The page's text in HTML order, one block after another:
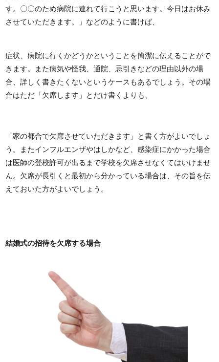
す。〇〇のため病院に連れて行こうと思います。今日はお休み
させていただきます。」などのように書けば、
症状、病院に行くかどうかということを簡潔に伝えることがで
きます。また病気や怪我、通院、忌引きなどの理由以外の場
合、詳しく書きたくないというケースもあるでしょう。その場
合はただ「欠席します」とだけ書くよりも、
「家の都合で欠席させていただきます」と書く方がよいでしょ
う。またインフルエンザやはしかなど、感染症にかかった場合
は医師の登校許可が出るまで学校を欠席させなくてはいけませ
ん。欠席が長引くと最初から分かっている場合は、その旨を伝
えておいた方がよいでしょう。
結婚式の招待を欠席する場合